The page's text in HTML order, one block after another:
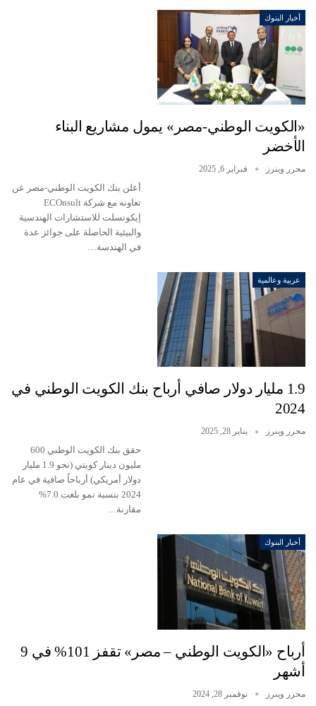
أخبار البنوك
«الكويت الوطني-مصر» يمول مشاريع البناء
الأخضر
محرر وينرز فبراير 6, 2025
أعلن بنك الكويت الوطني-مصر عن
تعاونه مع شركة ECOnsult
إيكونسلت للاستشارات الهندسية
والبيئية الحاصلة على جوائز عدة
في الهندسة…
عربية وعالمية
1.9 مليار دولار صافي أرباح بنك الكويت الوطني في
2024
محرر وينرز يناير 28, 2025
حقق بنك الكويت الوطني 600
مليون دينار كويتي (نحو 1.9 مليار
دولار أمريكي) أرباحاً صافية في عام
2024 بنسبة نمو بلغت 7.0%
مقارنة…
أخبار البنوك
أرباح «الكويت الوطني – مصر» تقفز 101% في 9
أشهر
محرر وينرز نوفمبر 28, 2024